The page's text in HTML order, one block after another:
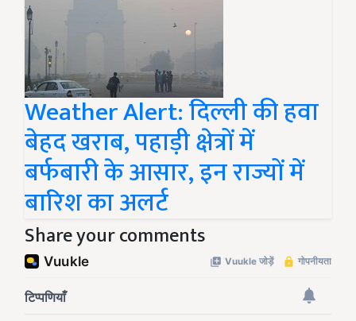
Weather Alert: दिल्ली की हवा
बेहद खराब, पहाड़ी क्षेत्रों में
बर्फबारी के आसार, इन राज्यों में
बारिश का अलर्ट
Share your comments